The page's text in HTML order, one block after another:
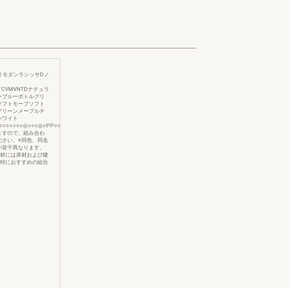
モダンラシッサDノ
ナチュラ
ルーボトルグリ
トモーブソフト
ーンメープルチ
イト
すので、組み合わ
い。※同色、同名
干異なります。
には床材および建
におすすめの組合